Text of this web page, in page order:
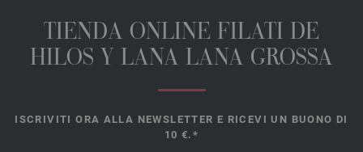
TIENDA ONLINE FILATI DE
HILOS Y LANA LANA GROSSA
ISCRIVITI ORA ALLA NEWSLETTER E RICEVI UN BUONO DI
10 €.*